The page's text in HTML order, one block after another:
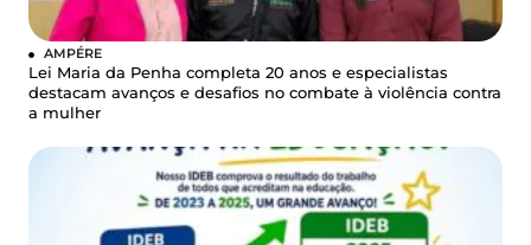
AMPÉRE
Lei Maria da Penha completa 20 anos e especialistas
destacam avanços e desafios no combate à violência contra
a mulher